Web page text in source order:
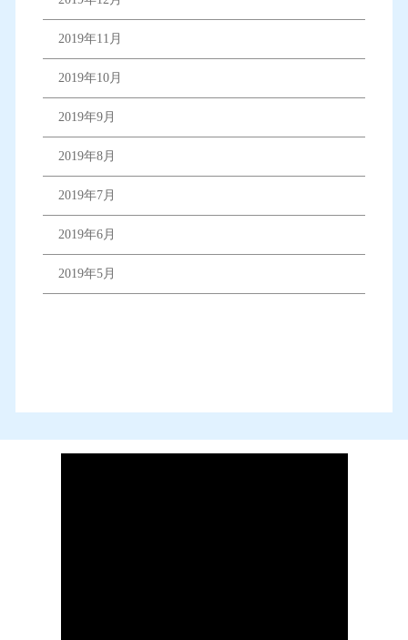
2019年11月
2019年10月
2019年9月
2019年8月
2019年7月
2019年6月
2019年5月